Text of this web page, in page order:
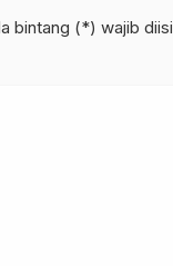
bintang (*) wajib diisi